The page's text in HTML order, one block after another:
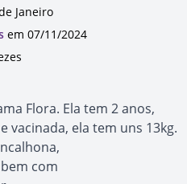
Janeiro
em 07/11/2024
Flora. Ela tem 2 anos,
vacinada, ela tem uns 13kg.
com